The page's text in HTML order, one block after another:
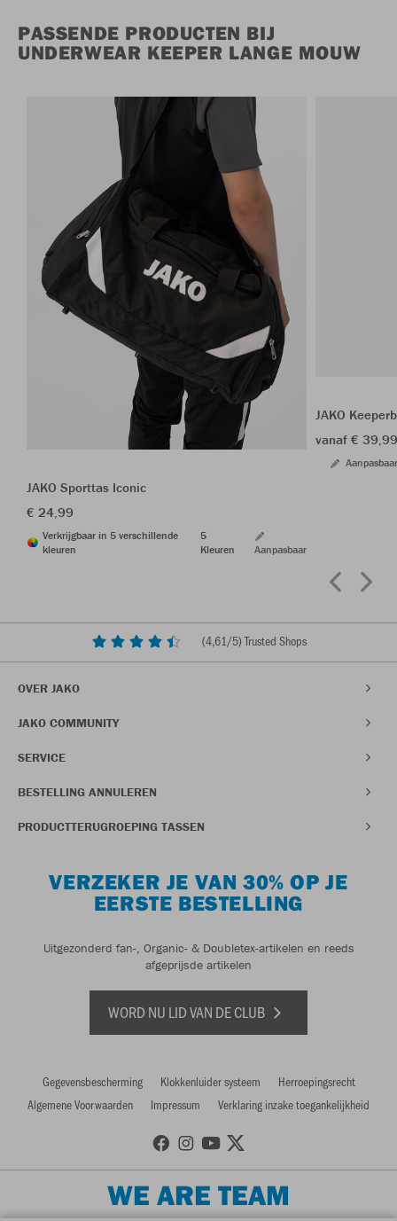
PASSENDE PRODUCTEN BIJ
UNDERWEAR KEEPER LANGE MOUW
JAKO Sporttas Iconic
€ 24,99
Verkrijgbaar in 5 verschillende
kleuren
5
Kleuren
Aanpasbaar
JAKO
vanaf €
(4,61/5) Trusted Shops
OVER JAKO
JAKO COMMUNITY
SERVICE
BESTELLING ANNULEREN
PRODUCTTERUGROEPING TASSEN
VERZEKER JE VAN 30% OP JE
EERSTE BESTELLING
Uitgezonderd fan-, Organic- & Doubletex-artikelen en reeds
afgeprijsde artikelen
WORD NU LID VAN DE CLUB
Gegevensbescherming Klokkenluider systeem
Herroepingsrecht
Algemene Voorwaarden
Impressum Verklaring inzake toegankelijkheid
WE ARE TEAM